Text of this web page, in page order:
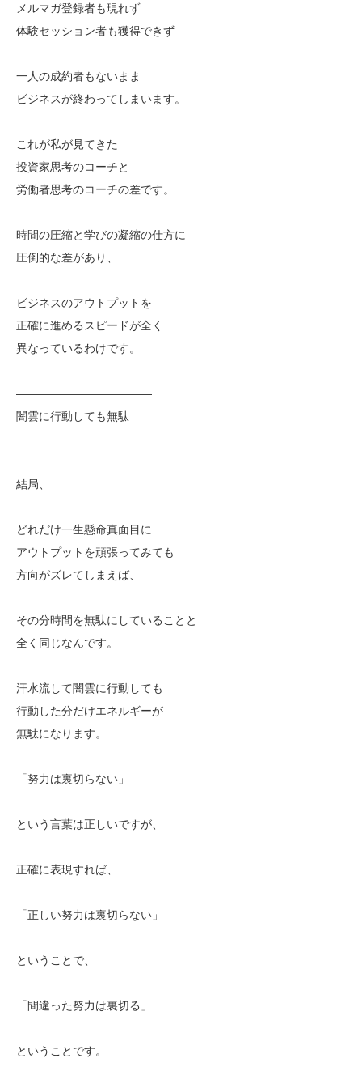
メルマガ登録者も現れず
体験セッション者も獲得できず
一人の成約者もないまま
ビジネスが終わってしまいます。
これが私が見てきた
投資家思考のコーチと
労働者思考のコーチの差です。
時間の圧縮と学びの凝縮の仕方に
圧倒的な差があり、
ビジネスのアウトプットを
正確に進めるスピードが全く
異なっているわけです。
————————————
闇雲に行動しても無駄
————————————
結局、
どれだけ一生懸命真面目に
アウトプットを頑張ってみても
方向がズレてしまえば、
その分時間を無駄にしていることと
全く同じなんです。
汗水流して闇雲に行動しても
行動した分だけエネルギーが
無駄になります。
「努力は裏切らない」
という言葉は正しいですが、
正確に表現すれば、
「正しい努力は裏切らない」
ということで、
「間違った努力は裏切る」
ということです。